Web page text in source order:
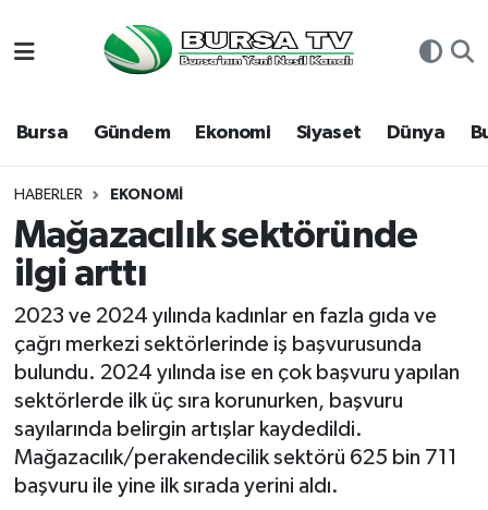
Bursa Gündem Ekonomi Siyaset Dünya
HABERLER EKONOMI
Mağazacılık sektöründe
ilgi arttı
2023 ve 2024 yılında kadınlar en fazla gıda ve
çağrı merkezi sektörlerinde iş başvurusunda
bulundu. 2024 yılında ise en çok başvuru yapılan
sektörlerde ilk üç sıra korunurken, başvuru
sayılarında belirgin artışlar kaydedildi.
Mağazacılık/perakendecilik sektörü 625 bin 711
başvuru ile yine ilk sırada yerini aldı.
Bursa
Dünya
Eğitim
Ekonomi
Genel
Magazin
Hava Durumu
Namaz Vakitleri
Trafik Durumu
Süper Lig Puan Durumu ve Fikstür
Tüm Manşetler
Son Dakika Haberleri
Haber Arşivi